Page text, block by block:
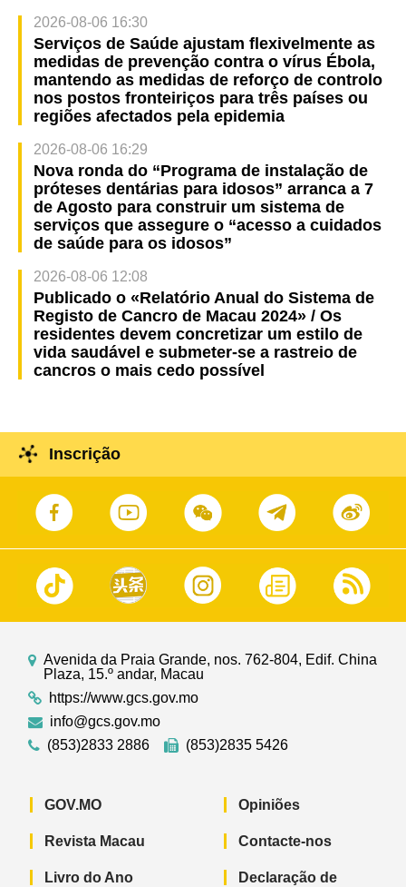
2026-08-06 16:30
Serviços de Saúde ajustam flexivelmente as
medidas de prevenção contra o vírus Ébola,
mantendo as medidas de reforço de controlo
nos postos fronteiriços para três países ou
regiões afectados pela epidemia
2026-08-06 16:29
Nova ronda do “Programa de instalação de
próteses dentárias para idosos” arranca a 7
de Agosto para construir um sistema de
serviços que assegure o “acesso a cuidados
de saúde para os idosos”
2026-08-06 12:08
Publicado o «Relatório Anual do Sistema de
Registo de Cancro de Macau 2024» / Os
residentes devem concretizar um estilo de
vida saudável e submeter-se a rastreio de
cancros o mais cedo possível
Inscrição
Avenida da Praia Grande, nos. 762-804, Edif. China
Plaza, 15.º andar, Macau
https://www.gcs.gov.mo
info@gcs.gov.mo
(853)2833 2886
(853)2835 5426
GOV.MO
Revista Macau
Livro do Ano
Opiniões
Contacte-nos
Declaração de